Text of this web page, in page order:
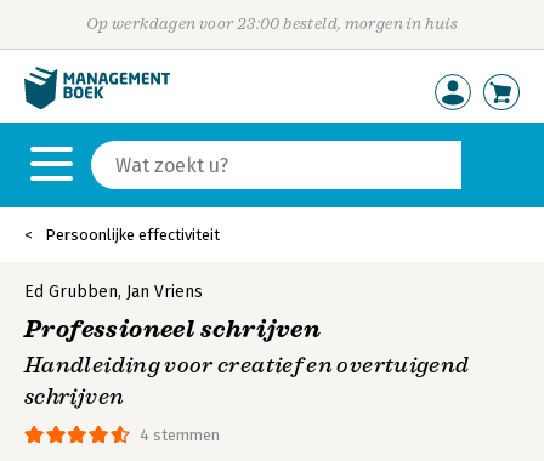
Op werkdagen voor 23:00 besteld, morgen in huis
Persoonlijke effectiviteit
4 stemmen
Ed Grubben, Jan Vriens
Professioneel schrijven
Handleiding voor creatief en overtuigend
schrijven